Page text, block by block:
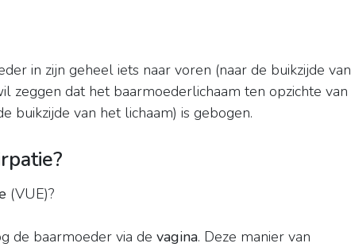
in zijn geheel iets naar voren (naar de buikzijde van
zeggen dat het baarmoederlichaam ten opzichte van
buikzijde van het lichaam) is gebogen.
(VUE)?
de baarmoeder via de vagina. Deze manier van